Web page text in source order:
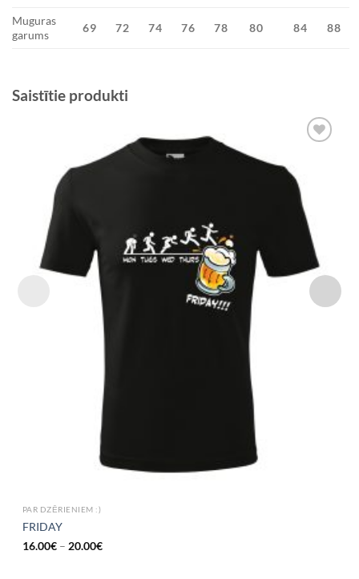
Muguras
garums
69 72 74 76 78 80 84 88
Saistītie produkti
Add to
Wishlist
PAR DZĒRIENIEM :)
FRIDAY
16.00€– 20.00€